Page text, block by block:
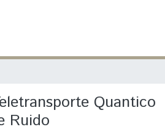
Quantico
Ruido